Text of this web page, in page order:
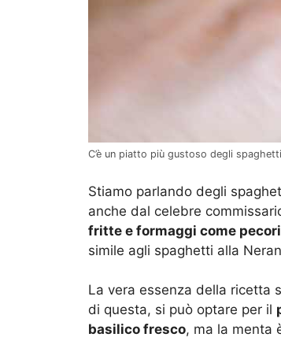
C’è un piatto più gustoso degli
Stiamo parlando degli
anche dal celebre
fritte e formaggi come
simile agli spaghetti alla
La vera essenza della ricetta
di questa, si può optare per il
basilico fresco, ma la menta